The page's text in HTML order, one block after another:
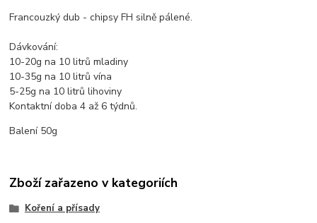
Francouzký dub - chipsy FH silně pálené.
Dávkování:
10-20g na 10 litrů mladiny
10-35g na 10 litrů vína
5-25g na 10 litrů lihoviny
Kontaktní doba 4 až 6 týdnů.
Balení 50g
Zboží zařazeno v kategoriích
Koření a přísady